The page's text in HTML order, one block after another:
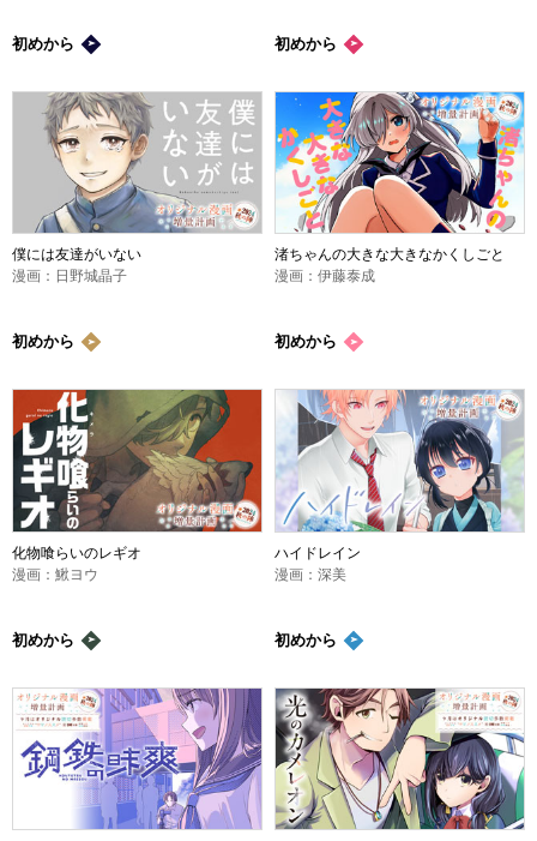
初めから 初めから
僕には友達がいない
漫画：日野城晶子
初めから
渚ちゃんの大きな大きなかくしごと
漫画：伊藤泰成
初めから
化物喰らいのレギオ
漫画：鰍ヨウ
初めから
ハイドレイン
漫画：深美
初めから